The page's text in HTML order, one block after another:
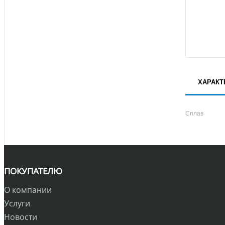
Сплав
ПОКУПАТЕЛЮ
О компании
Услуги
Новости